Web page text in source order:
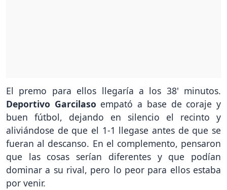
El premo para ellos llegaría a los 38' minutos.
Deportivo Garcilaso empató a base de coraje y
buen fútbol, dejando en silencio el recinto y
aliviándose de que el 1-1 llegase antes de que se
fueran al descanso. En el complemento, pensaron
que las cosas serían diferentes y que podían
dominar a su rival, pero lo peor para ellos estaba
por venir.